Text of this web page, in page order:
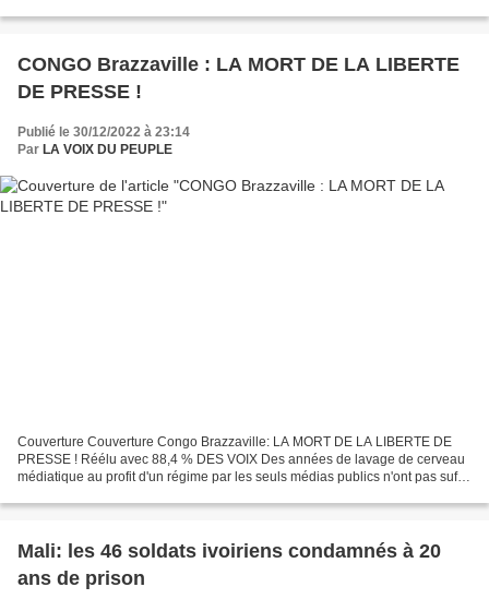
CONGO Brazzaville : LA MORT DE LA LIBERTE
DE PRESSE !
Publié le 30/12/2022 à 23:14
Par LA VOIX DU PEUPLE
Couverture Couverture Congo Brazzaville: LA MORT DE LA LIBERTE DE
PRESSE ! Réélu avec 88,4 % DES VOIX Des années de lavage de cerveau
médiatique au profit d'un régime par les seuls médias publics n'ont pas suffit
Mali: les 46 soldats ivoiriens condamnés à 20
ans de prison